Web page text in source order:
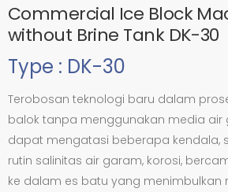
Commercial Ice Block
without Brine Tank DK-30
Type : DK-30
Terobosan teknologi baru dalam
balok tanpa menggunakan media air
dapat mengatasi beberapa kendala,
rutin salinitas air garam, korosi,
ke dalam es batu yang menimbulkan